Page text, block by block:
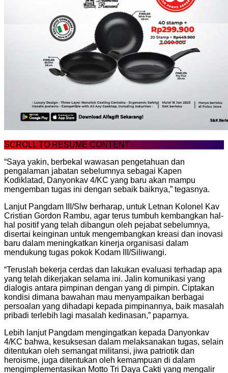
SCROLL TO RESUME CONTENT
“Saya yakin, berbekal wawasan pengetahuan dan
pengalaman jabatan sebelumnya sebagai Kapen
Kodiklatad, Danyonkav 4/KC yang baru akan mampu
mengemban tugas ini dengan sebaik baiknya,” tegasnya.
Lanjut Pangdam III/Slw berharap, untuk Letnan Kolonel Kav
Cristian Gordon Rambu, agar terus tumbuh kembangkan hal-
hal positif yang telah dibangun oleh pejabat sebelumnya,
disertai keinginan untuk mengembangkan kreasi dan inovasi
baru dalam meningkatkan kinerja organisasi dalam
mendukung tugas pokok Kodam III/Siliwangi.
“Teruslah bekerja cerdas dan lakukan evaluasi terhadap apa
yang telah dikerjakan selama ini. Jalin komunikasi yang
dialogis antara pimpinan dengan yang di pimpin. Ciptakan
kondisi dimana bawahan mau menyampaikan berbagai
persoalan yang dihadapi kepada pimpinannya, baik masalah
pribadi terlebih lagi masalah kedinasan,” paparnya.
Lebih lanjut Pangdam mengingatkan kepada Danyonkav
4/KC bahwa, kesuksesan dalam melaksanakan tugas, selain
ditentukan oleh semangat militansi, jiwa patriotik dan
heroisme, juga ditentukan oleh kemampuan di dalam
mengimplementasikan Motto Tri Daya Cakti yang mengalir